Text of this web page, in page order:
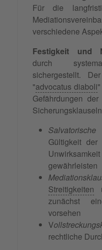
Für die
verschiedene
Festigkeit und
durch
sichergestellt.
"advocatus diaboli
Gefährdungen
Gültigkeit
gewährleisten
Streitigkeiten
zunächst
vorsehen
V
rechtliche